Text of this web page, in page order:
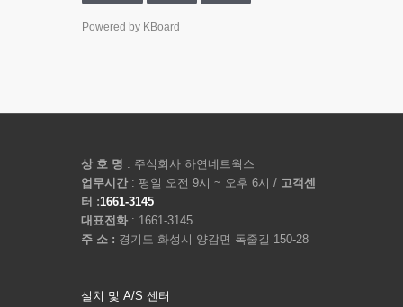
Powered by KBoard
상 호 명 : 주식회사 하연네트웍스
업무시간 : 평일 오전 9시 ~ 오후 6시 / 고객센
터 :1661-3145
대표전화 : 1661-3145
주 소 : 경기도 화성시 양감면 독줄길 150-28
설치 및 A/S 센터